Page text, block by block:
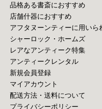
品格ある書斎におすすめ
店舗什器におすすめ
アフタヌーンティーに用いら
シャーロック・ホームズ
レアなアンティーク特集
アンティークレンタル
新規会員登録
マイアカウント
配送方法・送料について
プライバシーポリシー